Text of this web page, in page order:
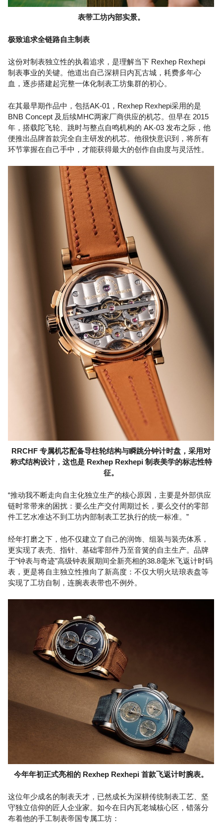
表带工坊内部实景。
极致追求全链路自主制表
这份对制表独立性的执着追求，是理解当下 Rexhep Rexhepi
制表事业的关键。他道出自己深耕日内瓦古城，耗费多年心
血，逐步搭建起完整一体化制表工坊集群的初心。
在其最早期作品中，包括AK-01，Rexhep Rexhepi采用的是
BNB Concept 及后续MHC两家厂商供应的机芯。但早在 2015
年，搭载陀飞轮、跳时与整点自鸣机构的 AK-03 发布之际，他
便推出品牌首款完全自主研发的机芯。他很快意识到，将所有
环节掌握在自己手中，才能获得最大的创作自由度与灵活性。
RRCHF 专属机芯配备导柱轮结构与瞬跳分钟计时盘，采用‌对
称式结构设计‌，这也是 Rexhep Rexhepi 制表美学的标志性特
征。
“推动我不断走向自主化独立生产的核心原因，主要是外部供应
链时常带来的困扰：要么生产交付周期过长，要么交付的零部
件工艺水准达不到工坊内部制表工艺执行的统一标准。”
经年打磨之下，他不仅建立了自己的润饰、组装与装壳体系，
更实现了表壳、指针、基础零部件乃至音簧的自主生产。品牌
于“钟表与奇迹”高级钟表展期间全新亮相的38.8毫米飞返计时码
表，更是将自主独立性推向了新高度：不仅大明火珐琅表盘等
实现了工坊自制，连腕表表带也不例外。
今年年初正式亮相的 Rexhep Rexhepi 首款飞返计时腕表。
这位年少成名的制表天才，已然成长为深耕传统制表工艺、坚
守独立信仰的匠人企业家。如今在日内瓦老城核心区，错落分
布着他的手工制表帝国专属工坊：